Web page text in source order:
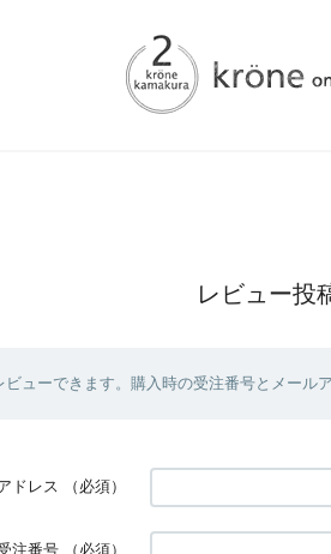
レビュー投
ューできます。購入時の受注番号とメール
ドレス （必須）
注番号 （必須）